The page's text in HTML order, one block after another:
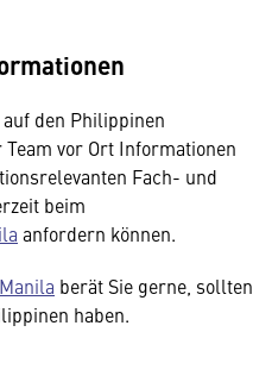
den Philippinen
vor Ort Informationen
Fach- und
beim
anfordern können.
berät Sie gerne, sollten
haben.